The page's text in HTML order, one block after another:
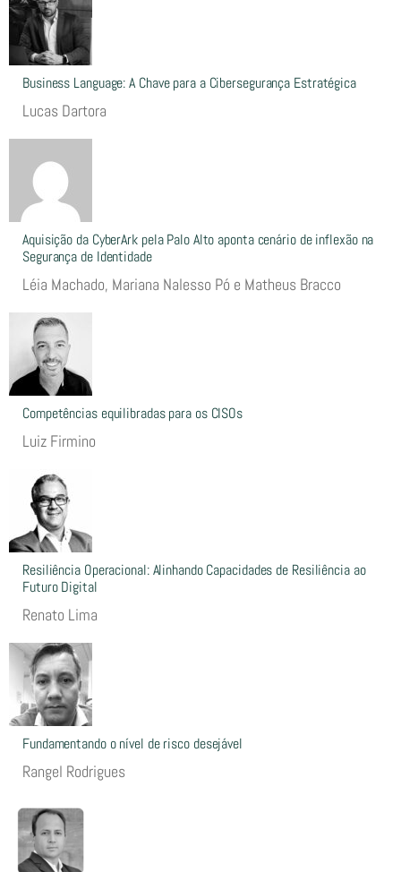
Business Language: A Chave para a Cibersegurança Estratégica
Lucas Dartora
Aquisição da CyberArk pela Palo Alto aponta cenário de inflexão na
Segurança de Identidade
Léia Machado, Mariana Nalesso Pó e Matheus Bracco
Competências equilibradas para os CISOs
Luiz Firmino
Resiliência Operacional: Alinhando Capacidades de Resiliência ao
Futuro Digital
Renato Lima
Fundamentando o nível de risco desejável
Rangel Rodrigues